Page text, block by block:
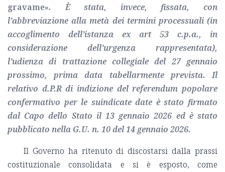
gravame». È stata, invece, fissata, con
l’abbreviazione alla metà dei termini processuali (in
accoglimento dell’istanza ex art 53 c.p.a., in
considerazione dell’urgenza rappresentata),
l’udienza di trattazione collegiale del 27 gennaio
prossimo, prima data tabellarmente prevista. Il
relativo d.P.R di indizione del referendum popolare
confermativo per le suindicate date è stato firmato
dal Capo dello Stato il 13 gennaio 2026 ed è stato
pubblicato nella G.U. n. 10 del 14 gennaio 2026.
Il Governo ha ritenuto di discostarsi dalla prassi
costituzionale consolidata e si è esposto, come